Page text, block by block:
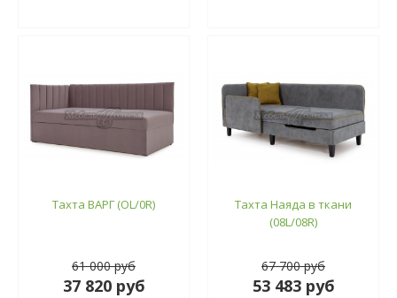
Тахта ВАРГ (ОL/0R)
61 000 руб
37 820 руб
Тахта Наяда в ткани
(08L/08R)
67 700 руб
53 483 руб